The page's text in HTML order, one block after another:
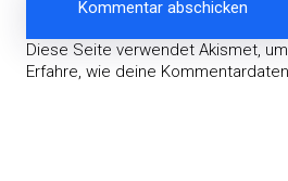
Diese Seite verwendet Akismet,
Erfahre, wie deine